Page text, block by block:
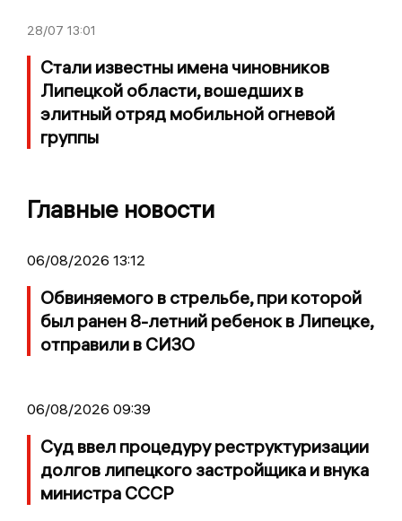
28/07 13:01
Стали известны имена чиновников
Липецкой области, вошедших в
элитный отряд мобильной огневой
группы
Главные новости
06/08/2026 13:12
Обвиняемого в стрельбе, при которой
был ранен 8-летний ребенок в Липецке,
отправили в СИЗО
06/08/2026 09:39
Суд ввел процедуру реструктуризации
долгов липецкого застройщика и внука
министра СССР